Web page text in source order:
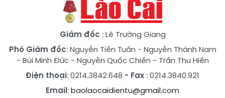
Giám đốc : Lê Trường Giang
Phó Giám đốc:Nguyễn Tiến Tuấn - Nguyễn Thành Nam
- Bùi Minh Đức- Nguyễn Quốc Chiến - Trần Thu Hiền
Điện thoại: 0214.3842.648 - Fax : 0214.3840.921
Email:baolaocaidientu@gmail.com